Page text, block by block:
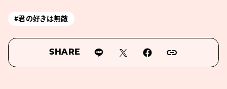
#君の好きは無敵
SHARE